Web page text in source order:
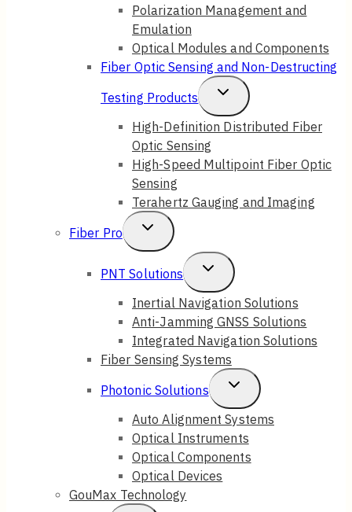
Polarization Management and
Emulation
Optical Modules and Components
Fiber Optic Sensing and Non-Destructing
Testing Products
Toggle
Child
High-Definition Distributed Fiber
Optic Sensing
High-Speed Multipoint Fiber Optic
Sensing
Terahertz Gauging and Imaging
Fiber Pro
Toggle
Child
Menu
PNT Solutions
Toggle
Child
Menu
Inertial Navigation Solutions
Anti-Jamming GNSS Solutions
Integrated Navigation Solutions
Fiber Sensing Systems
Photonic Solutions
Toggle
Child
Menu
Auto Alignment Systems
Optical Instruments
Optical Components
Optical Devices
GouMax Technology